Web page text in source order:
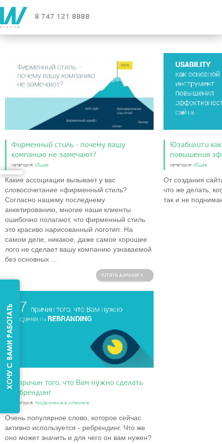
8 747 121 8888
Фирменный стиль - почему вашу
компанию не замечают?
категория:общее
Какие ассоциации вызывает у вас
словосочетание «фирменный стиль?
Согласно нашему последнему
анкетированию, многие наши клиенты
ошибочно полагают, что фирменный стиль
это красиво нарисованный логотип. На
самом деле, никакое, даже самое хорошее
лого не сделает вашу компанию узнаваемой
без основных ...
читать дальше
Юзабилити
повышения
категория:общее
От создания
что же делать,
так и не
7 причин того, что Вам нужно сделать
ребрендинг
категория:продвижение в интернете
Очень популярное слово, которое сейчас
активно используется - ребрендинг. Что же
оно может значить и для чего он вам нужен?